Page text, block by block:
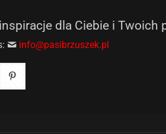
dla Ciebie i Twoich
info@pasibrzuszek.pl